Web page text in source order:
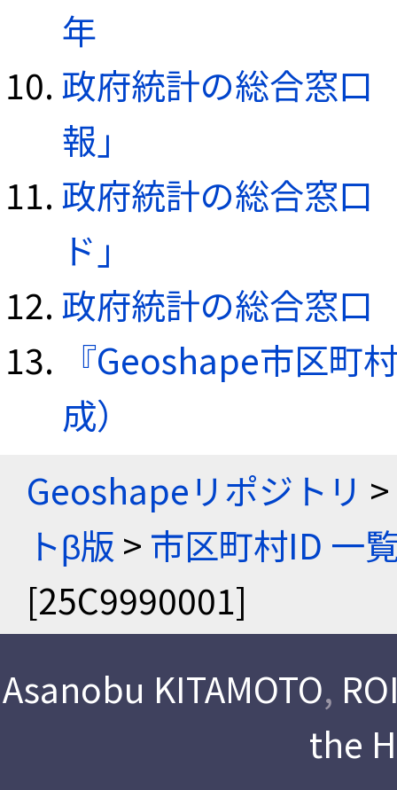
年
政府統計の総合窓口
報」
政府統計の総合窓口
ド」
政府統計の総合窓口
『Geoshape市区町
成）
Geoshapeリポジトリ >
トβ版 > 市区町村ID 一
[25C9990001]
Asanobu KITAMOTO,
the